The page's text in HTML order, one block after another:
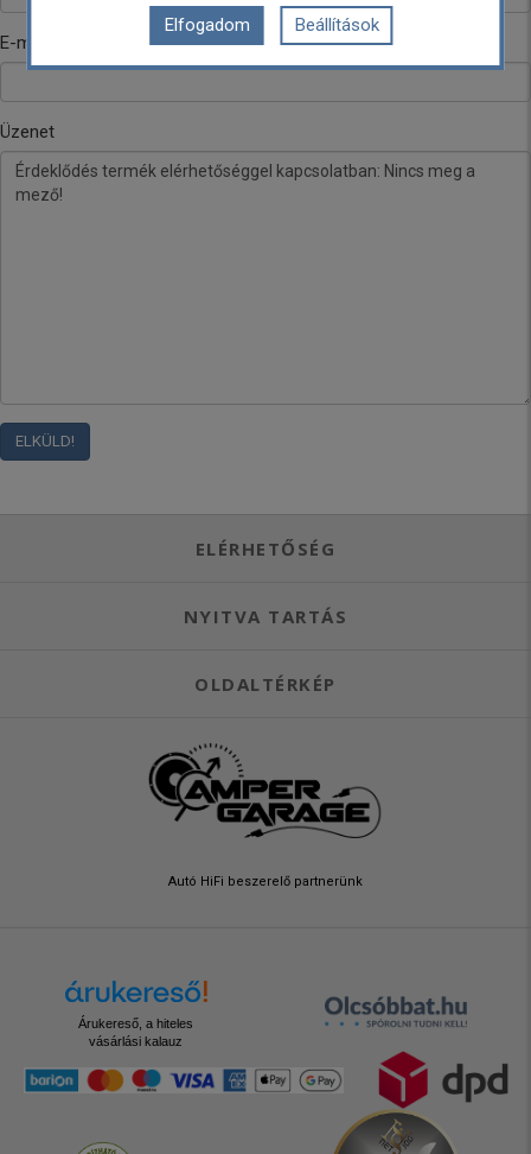
E-mail címed
Üzenet
ELÉRHETŐSÉG
NYITVA TARTÁS
OLDALTÉRKÉP
Autó HiFi beszerelő partnerünk
Árukereső, a hiteles
vásárlási kalauz
Elfogadom Beállítások